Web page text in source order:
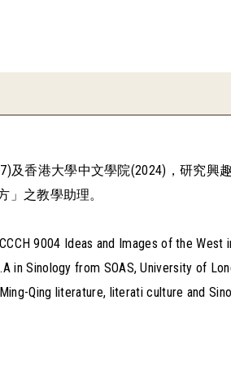
及香港大學中文學院(2024)，研究興
」之教學助理。
9004 Ideas and Images of the West
in Sinology from SOAS, University of
Qing literature, literati culture and